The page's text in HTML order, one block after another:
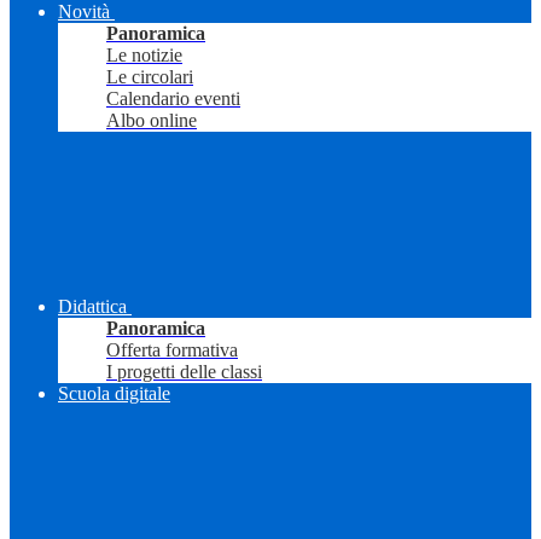
Novità
Panoramica
Le notizie
Le circolari
Calendario eventi
Albo online
Didattica
Panoramica
Offerta formativa
I progetti delle classi
Scuola digitale